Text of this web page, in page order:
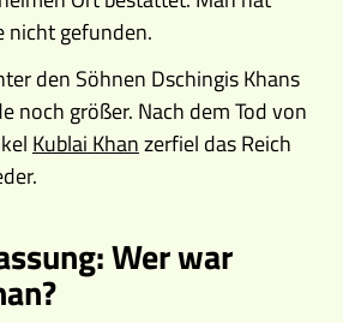
nicht gefunden.
den Söhnen Dschingis Khans
noch größer. Nach dem Tod von
Kublai Khanzerfiel das Reich
Wer war